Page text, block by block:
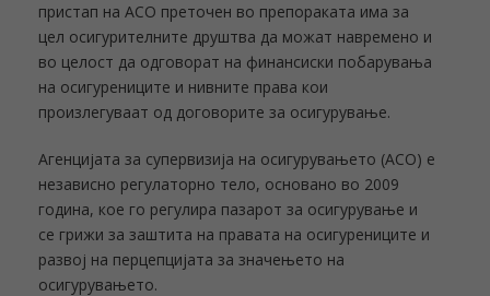
пристап на АСО преточен во препораката има за
цел осигурителните друштва да можат навремено и
во целост да одговорат на финансиски побарувања
на осигурениците и нивните права кои
произлегуваат од договорите за осигурување.
Агенцијата за супервизија на осигурувањето (АСО) е
независно регулаторно тело, основано во 2009
година, кое го регулира пазарот за осигурување и
се грижи за заштита на правата на осигурениците и
развој на перцепцијата за значењето на
осигурувањето.